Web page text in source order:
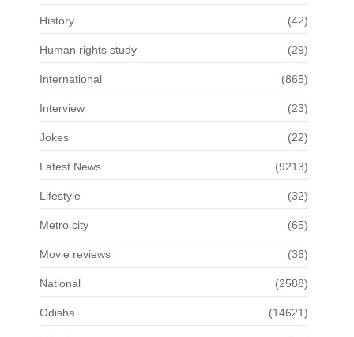
History (42)
Human rights study (29)
International (865)
Interview (23)
Jokes (22)
Latest News (9213)
Lifestyle (32)
Metro city (65)
Movie reviews (36)
National (2588)
Odisha (14621)